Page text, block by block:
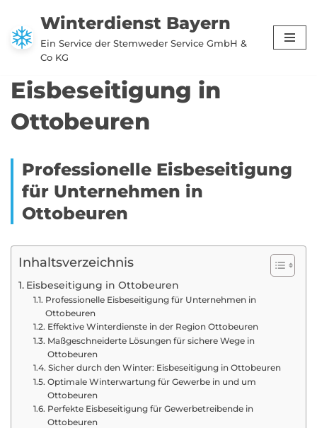
Zum
Inhalt
Winterdienst Bayern
Ein Service der Stemweder Service GmbH &
Co KG
Eisbeseitigung in
Ottobeuren
Professionelle Eisbeseitigung
für Unternehmen in
Ottobeuren
Inhaltsverzeichnis
Eisbeseitigung in Ottobeuren
Professionelle Eisbeseitigung für Unternehmen in
Ottobeuren
Effektive Winterdienste in der Region Ottobeuren
Maßgeschneiderte Lösungen für sichere Wege in
Ottobeuren
Sicher durch den Winter: Eisbeseitigung in Ottobeuren
Optimale Winterwartung für Gewerbe in und um
Ottobeuren
Perfekte Eisbeseitigung für Gewerbetreibende in
Ottobeuren